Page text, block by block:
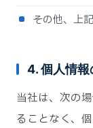
その他、上
4. 個人情
当社は、次の
ることなく、